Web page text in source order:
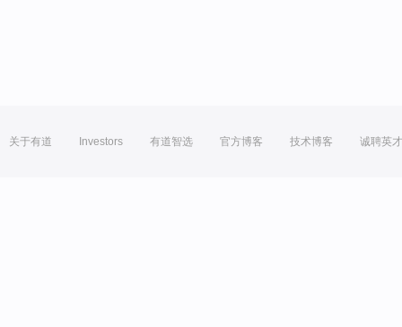
关于有道 Investors 有道智选 官方博客 技术博客 诚聘英才